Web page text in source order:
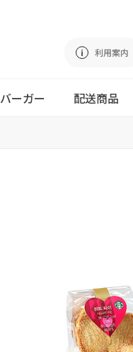
利用案内
バーガー 配送商品